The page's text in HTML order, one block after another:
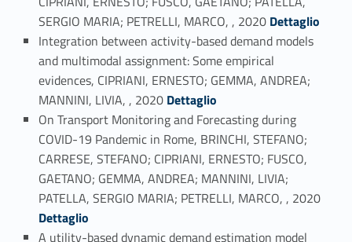
SERGIO MARIA; PETRELLI, MARCO, , 2020 Link identifier #identifier_person_184095-9Dettaglio
Integration between activity-based demand models
and multimodal assignment: Some empirical
evidences, CIPRIANI, ERNESTO; GEMMA, ANDREA;
MANNINI, LIVIA, , 2020 Link identifier #identifier_person_26665-10
Dettaglio
On Transport Monitoring and Forecasting during
COVID-19 Pandemic in Rome, BRINCHI, STEFANO;
CARRESE, STEFANO; CIPRIANI, ERNESTO; FUSCO,
GAETANO; GEMMA, ANDREA; MANNINI, LIVIA;
PATELLA, SERGIO MARIA; PETRELLI, MARCO, , 2020
Dettaglio
A utility-based dynamic demand estimation model